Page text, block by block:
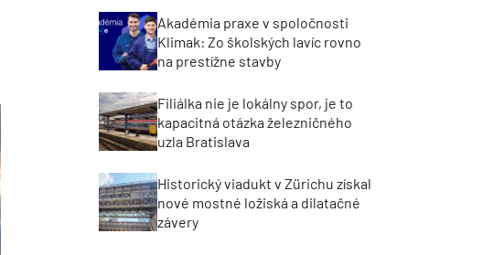
Akadémia praxe v spoločnosti
Klimak: Zo školských lavíc rovno
na prestížne stavby
Filiálka nie je lokálny spor, je to
kapacitná otázka železničného
uzla Bratislava
Historický viadukt v Zürichu získal
nové mostné ložiská a dilatačné
závery